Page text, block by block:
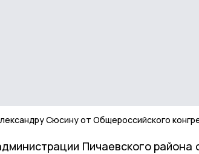
Сюсину от Общероссийского
Пичаевского